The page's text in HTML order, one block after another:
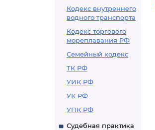
Кодекс внутреннего
водного транспорта
Кодекс торгового
мореплавания РФ
Семейный кодекс
ТК РФ
УИК РФ
УК РФ
УПК РФ
Судебная практика